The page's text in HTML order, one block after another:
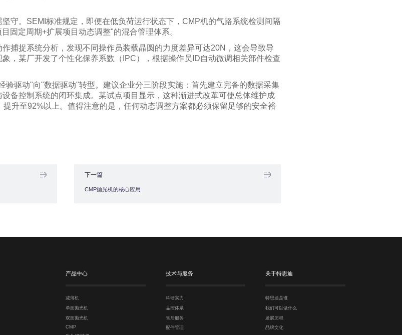
守。SEMI标准规定，即便在低负荷运行状态下，CMP机的气路系统检测间隔
固定周期+扩展项目动态调整"的混合管理体系。
捕捉系统分析，发现不同操作员装载晶圆的力度差异可达20N，这会导致导
，某厂开发了个性化保养系数（IPC），根据操作员ID自动微调相关部件检查
验驱动"向"数据驱动"转型。建议企业分三阶段实施：首先建立完备的数据采集
备控制系统的闭环集成。某试点项目显示，这种渐进式改革可使总体维护成
升至92%以上。值得注意的是，任何动态调整方案都必须保留足够的安全裕
下一篇
CMP抛光机的核心应用
产品中心
减薄机
单面抛光机
双面抛光机
CMP
技术与服务
科研实力
品控体系
售后服务
配件管理
关于特思迪
特思迪是谁
我们可以做什么
发展历程
品牌文化